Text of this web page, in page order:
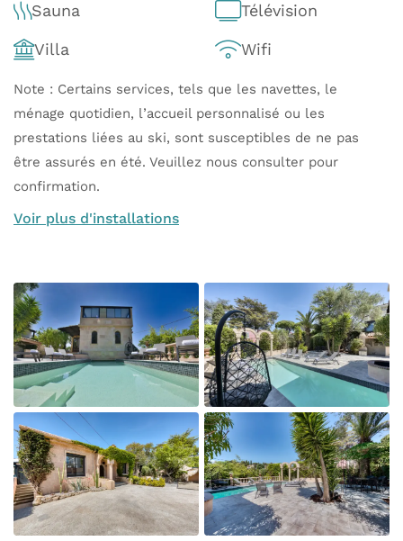
Sauna Télévision
Villa Wifi
Note : Certains services, tels que les navettes, le
ménage quotidien, l’accueil personnalisé ou les
prestations liées au ski, sont susceptibles de ne pas
être assurés en été. Veuillez nous consulter pour
confirmation.
Voir plus d'installations